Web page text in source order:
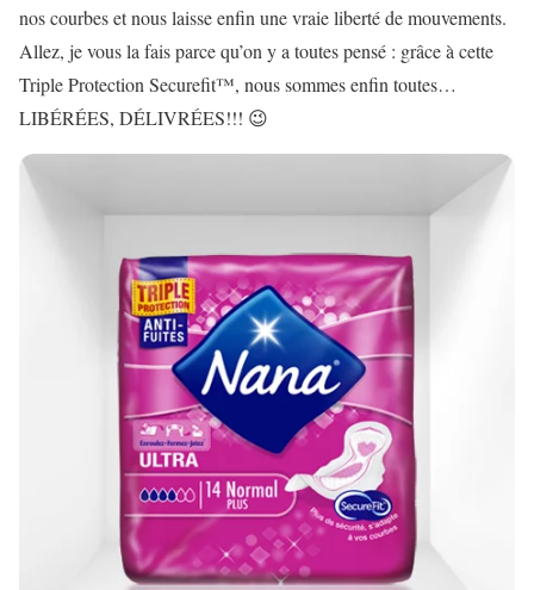
nos courbes et nous laisse enfin une vraie liberté de mouvements.
Allez, je vous la fais parce qu’on y a toutes pensé : grâce à cette
Triple Protection Securefit™, nous sommes enfin toutes…
LIBÉRÉES, DÉLIVRÉES!!! 😉